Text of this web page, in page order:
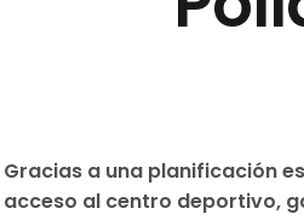
Gracias a una planificación
acceso al centro deportivo,